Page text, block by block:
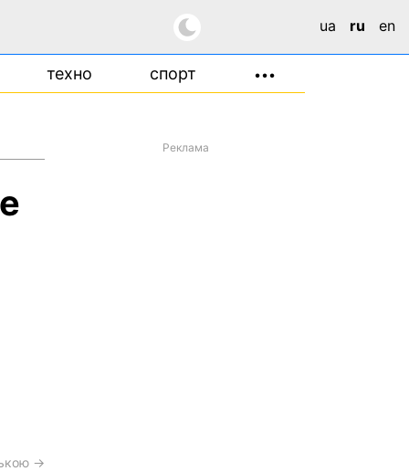
ua ru en
техно спорт •••
→
Реклама